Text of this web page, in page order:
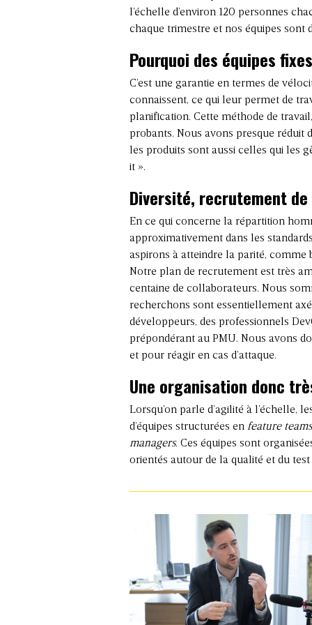
l’échelle d’environ 120 personnes
chaque trimestre et nos équipes sont
Pourquoi des équipes
C’est une garantie en termes de
connaissent, ce qui leur permet de
planification. Cette méthode de
probants. Nous avons presque réduit
les produits sont aussi celles qui les
it ».
Diversité, recrutement
En ce qui concerne la répartition
approximativement dans les
aspirons à atteindre la parité, comme
Notre plan de recrutement est très
centaine de collaborateurs. Nous
recherchons sont essentiellement
développeurs, des professionnels
prépondérant au PMU. Nous avons
et pour réagir en cas d’attaque.
Une organisation donc
Lorsqu’on parle d’agilité à l’échelle,
d’équipes structurées en feature teams
managers. Ces équipes sont
orientés autour de la qualité et du